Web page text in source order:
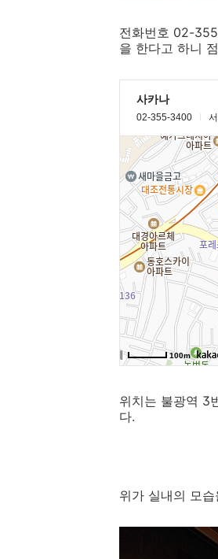
전화번호 02-
을 한다고 하니
위치는 불광역 3
다.
위가 실내의 모